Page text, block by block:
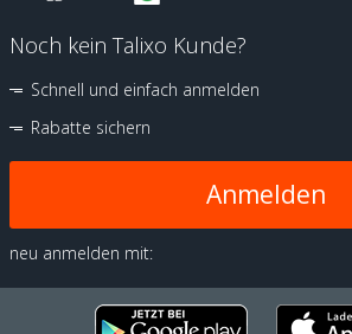
Noch kein Talixo Kunde?
Schnell und einfach anmelden
Rabatte sichern
Anmelden
neu anmelden mit: